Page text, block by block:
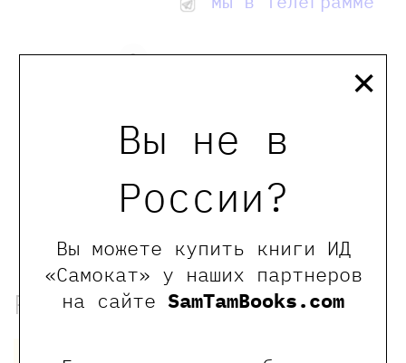
Вы не в
России?
Вы можете купить книги ИД
«Самокат» у наших партнеров
на сайте SamTamBooks.com
×
0
Оставить отзыв
Обращаем Ваше внимание, что отзывы могут
оставлять только зарегистрированные пользователи
Рекомендованные книги